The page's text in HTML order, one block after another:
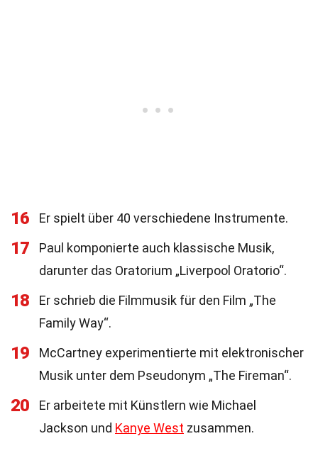
16 Er spielt über 40 verschiedene Instrumente.
17
Paul komponierte auch klassische Musik,
darunter das Oratorium „Liverpool Oratorio“.
18
Er schrieb die Filmmusik für den Film „The
Family Way“.
19
McCartney experimentierte mit elektronischer
Musik unter dem Pseudonym „The Fireman“.
20
Er arbeitete mit Künstlern wie Michael
Jackson und Kanye West zusammen.